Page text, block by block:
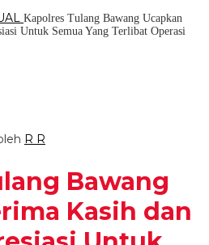
Kapolres Tulang Bawang Ucapkan
Untuk Semua Yang Terlibat Operasi
R R
Bawang
Kasih dan